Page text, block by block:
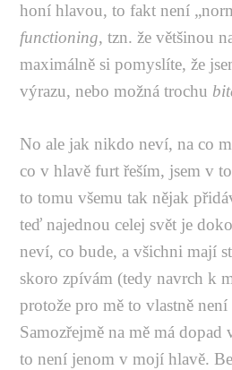
honí hlavou, to fakt není
functioning, tzn. že většinou
maximálně si pomyslíte, že
výrazu, nebo možná trochu
No ale jak nikdo neví, na co
co v hlavě furt řeším, jsem v
to tomu všemu tak nějak
teď najednou celej svět je
neví, co bude, a všichni mají
skoro zpívám (tedy navrch k
protože pro mě to vlastně není
Samozřejmě na mě má dopad
to není jenom v mojí hlavě.